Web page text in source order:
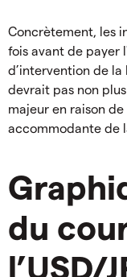
Concrètement, les
fois avant de payer
d’intervention de la
devrait pas non
majeur en raison
accommodante de
du
l’USD/